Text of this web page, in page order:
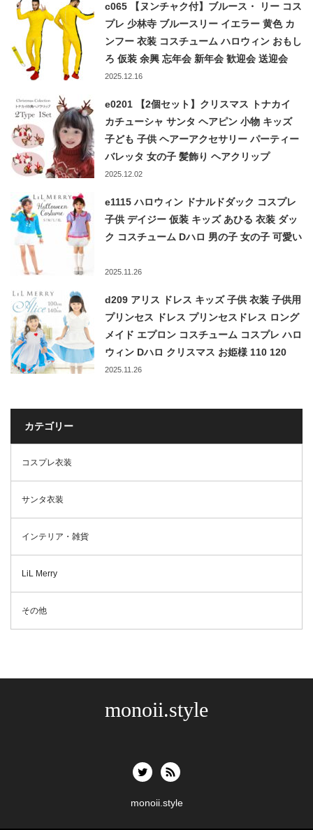
c065 【ヌンチャク付】ブルース・ リー コス
プレ 少林寺 ブルースリー イエラー 黄色 カ
ンフー 衣装 コスチューム ハロウィン おもし
ろ 仮装 余興 忘年会 新年会 歓迎会 送迎会
2025.12.16
e0201 【2個セット】クリスマス トナカイ
カチューシャ サンタ ヘアピン 小物 キッズ
子ども 子供 ヘアーアクセサリー パーティー
バレッタ 女の子 髪飾り ヘアクリップ
2025.12.02
e1115 ハロウィン ドナルドダック コスプレ
子供 デイジー 仮装 キッズ あひる 衣装 ダッ
ク コスチューム Dハロ 男の子 女の子 可愛い
2025.11.26
d209 アリス ドレス キッズ 子供 衣装 子供用
プリンセス ドレス プリンセスドレス ロング
メイド エプロン コスチューム コスプレ ハロ
ウィン Dハロ クリスマス お姫様 110 120
130 140LiL Merry
2025.11.26
カテゴリー
コスプレ衣装
サンタ衣装
インテリア・雑貨
LiL Merry
その他
monoii.style
monoii.style